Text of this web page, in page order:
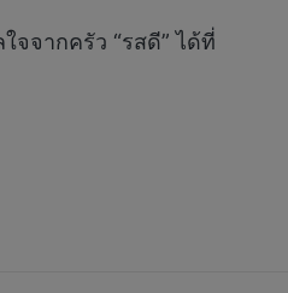
จจากครัว “รสดี” ได้ที่